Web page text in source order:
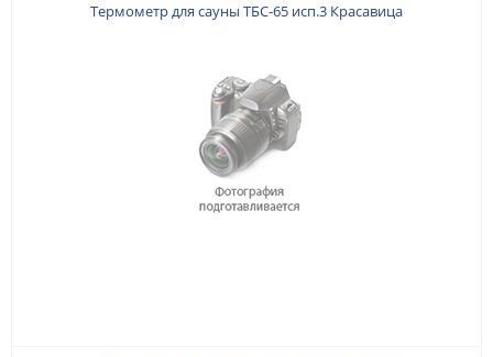
Термометр для сауны ТБС-65 исп.3 Красавица